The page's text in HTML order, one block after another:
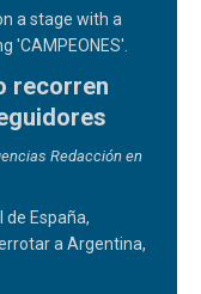
recorren
Redacción en
de España,
a Argentina,